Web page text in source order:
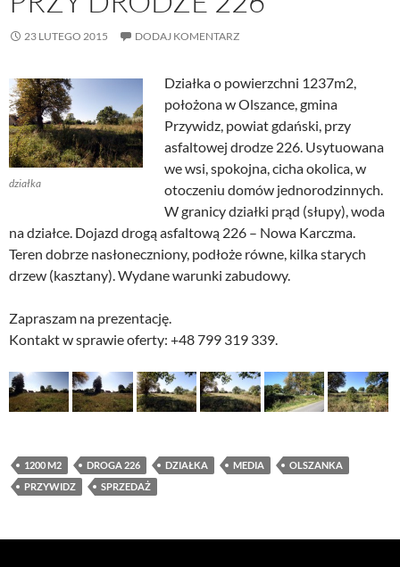
23 LUTEGO 2015 DODAJ KOMENTARZ
działka
Działka o powierzchni 1237m2,
położona w Olszance, gmina
Przywidz, powiat gdański, przy
asfaltowej drodze 226. Usytuowana
we wsi, spokojna, cicha okolica, w
otoczeniu domów jednorodzinnych.
W granicy działki prąd (słupy), woda
na działce. Dojazd drogą asfaltową 226 – Nowa Karczma.
Teren dobrze nasłoneczniony, podłoże równe, kilka starych
drzew (kasztany). Wydane warunki zabudowy.
Zapraszam na prezentację.
Kontakt w sprawie oferty: +48 799 319 339.
1200 M2 DROGA 226 DZIAŁKA MEDIA
OLSZANKA
PRZYWIDZ
SPRZEDAŻ